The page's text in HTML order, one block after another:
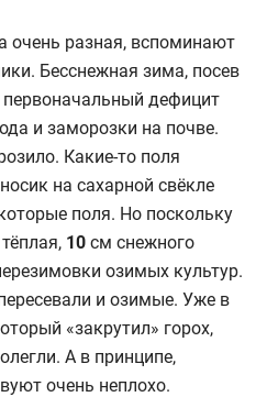
очень разная, вспоминают
Бесснежная зима, посев
дефицит
и заморозки на почве.
Какие-то поля
на сахарной свёкле
поля. Но поскольку
10 см снежного
озимых культур.
и озимые. Уже в
«закрутил» горох,
А в принципе,
очень неплохо.